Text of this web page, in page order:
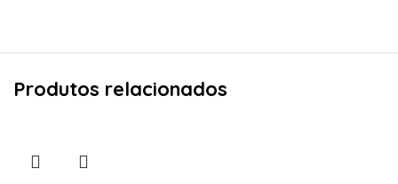
Produtos relacionados